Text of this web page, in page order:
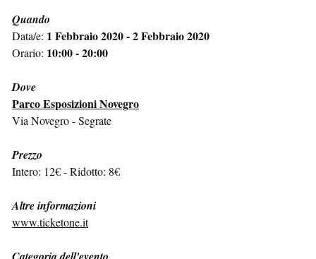
Quando
Data/e: 1 Febbraio 2020 - 2 Febbraio 2020
Orario: 10:00 - 20:00
Dove
Parco Esposizioni Novegro
Via Novegro - Segrate
Prezzo
Intero: 12€ - Ridotto: 8€
Altre informazioni
www.ticketone.it